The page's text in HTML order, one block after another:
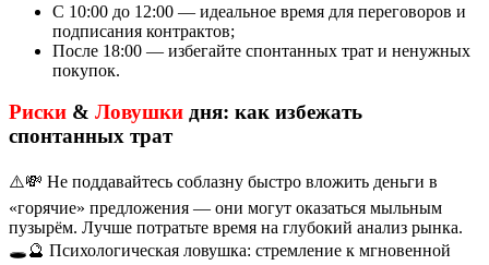
С 10:00 до 12:00 — идеальное время для переговоров и
подписания контрактов;
После 18:00 — избегайте спонтанных трат и ненужных
покупок.
Риски & Ловушки дня: как избежать
спонтанных трат
⚠️💸 Не поддавайтесь соблазну быстро вложить деньги в
«горячие» предложения — они могут оказаться мыльным
пузырём. Лучше потратьте время на глубокий анализ рынка.
🕳️🔮 Психологическая ловушка: стремление к мгновенной